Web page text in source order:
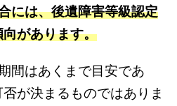
には、後遺障害等級認定
があります。
間はあくまで目安であ
が決まるものではありま